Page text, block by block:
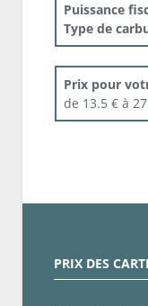
Puissance
Type de
Prix pour
de 13.5 € à
PRIX DES